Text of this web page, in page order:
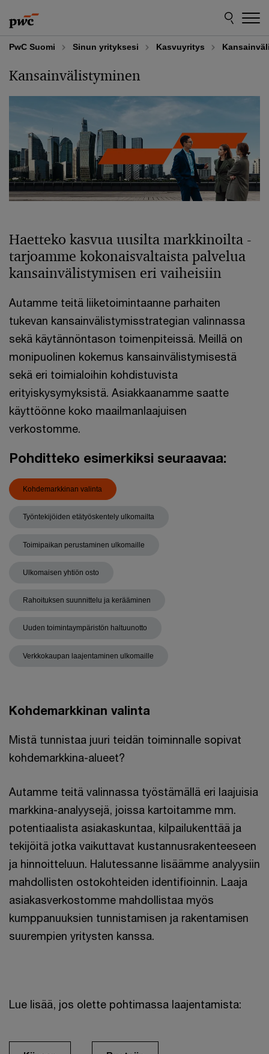
to
content
to
footer
PwC Suomi Sinun yrityksesi Kasvuyritys
Kansainvälistyminen
Haetteko kasvua uusilta markkinoilta -
tarjoamme kokonaisvaltaista palvelua
kansainvälistymisen eri vaiheisiin
Autamme teitä liiketoimintaanne parhaiten
tukevan kansainvälistymisstrategian valinnassa
sekä käytännöntason toimenpiteissä. Meillä on
monipuolinen kokemus kansainvälistymisestä
sekä eri toimialoihin kohdistuvista
erityiskysymyksistä. Asiakkaanamme saatte
käyttöönne koko maailmanlaajuisen
verkostomme.
Pohditteko esimerkiksi seuraavaa:
Kohdemarkkinan valinta
Työntekijöiden etätyöskentely ulkomailta
Toimipaikan perustaminen ulkomaille
Ulkomaisen yhtiön osto
Rahoituksen suunnittelu ja kerääminen
Uuden toimintaympäristön haltuunotto
Verkkokaupan laajentaminen ulkomaille
Kohdemarkkinan valinta
Mistä tunnistaa juuri teidän toiminnalle sopivat
kohdemarkkina-alueet?
Autamme teitä valinnassa työstämällä eri laajuisia
markkina-analyysejä, joissa kartoitamme mm.
potentiaalista asiakaskuntaa, kilpailukenttää ja
tekijöitä jotka vaikuttavat kustannusrakenteeseen
ja hinnoitteluun. Halutessanne lisäämme analyysiin
mahdollisten ostokohteiden identifioinnin. Laaja
asiakasverkostomme mahdollistaa myös
kumppanuuksien tunnistamisen ja rakentamisen
suurempien yritysten kanssa.
Lue lisää, jos olette pohtimassa laajentamista: